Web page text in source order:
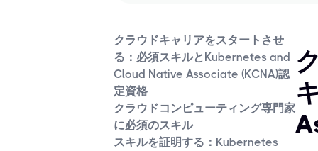
クラウドキャリアをスタートさせ
る：必須スキルとKubernetes and
Cloud Native Associate (KCNA)認
定資格
クラウドコンピューティング専門家
に必須のスキル
スキルを証明する：Kubernetes